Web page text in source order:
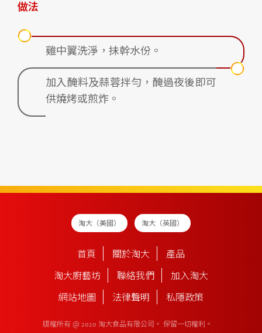
做法
雞中翼洗淨，抺幹水份。
加入醃料及蒜蓉拌勻，醃過夜後即可
供燒烤或煎炸。
淘大（美國） 淘大（英國）
首頁 關於淘大 產品
淘大廚藝坊 聯絡我們 加入淘大
網站地圖 法律聲明 私隱政策
版權所有 @ 2020 淘大食品有限公司。 保留一切權利。